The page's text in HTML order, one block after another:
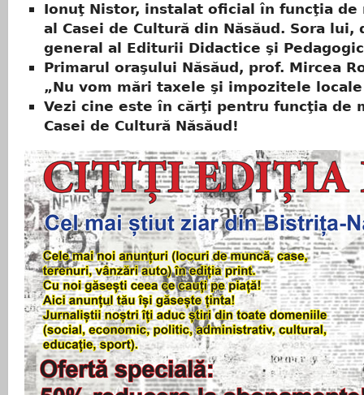
Ionuţ Nistor, instalat oficial în funcţia de
al Casei de Cultură din Năsăud. Sora lui,
general al Editurii Didactice şi
Primarul oraşului Năsăud, prof. Mircea
„Nu vom mări taxele şi impozitele
Vezi cine este în cărţi pentru funcţia de
Casei de Cultură Năsăud!